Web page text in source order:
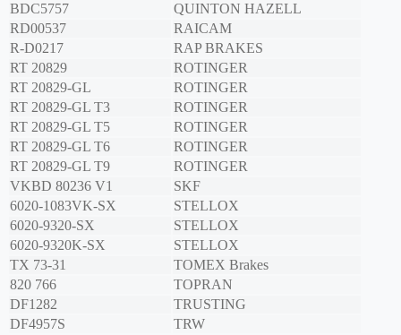
BDC5757
QUINTON HAZELL
RD00537
RAICAM
R-D0217
RAP BRAKES
RT 20829
ROTINGER
RT 20829-GL
ROTINGER
RT 20829-GL T3
ROTINGER
RT 20829-GL T5
ROTINGER
RT 20829-GL T6
ROTINGER
RT 20829-GL T9
ROTINGER
VKBD 80236 V1
SKF
6020-1083VK-SX
STELLOX
6020-9320-SX
STELLOX
6020-9320K-SX
STELLOX
TX 73-31
TOMEX Brakes
820 766
TOPRAN
DF1282
TRUSTING
DF4957S
TRW